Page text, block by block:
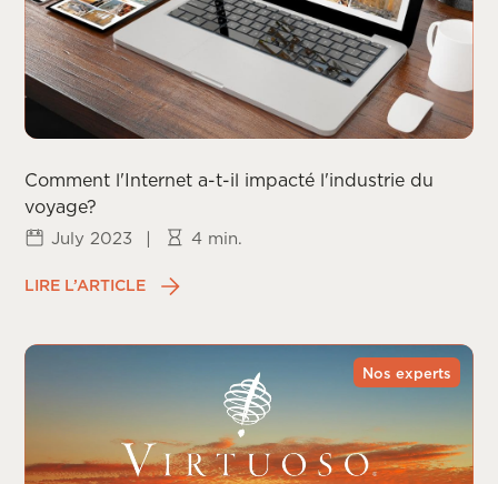
Comment l'Internet a-t-il impacté l'industrie du
voyage?
July 2023 | 4 min.
LIRE L’ARTICLE
Nos experts